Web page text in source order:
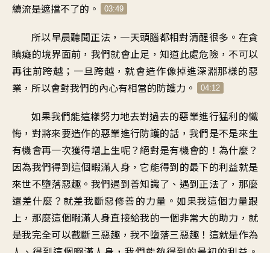
續流是遮擋不了的。
03:49
所以早晨聽聞正法，一天頭腦都相對清醒很多。在貪
瞋癡的境界面前，我們就會止足，知道此處危險，不可以
再往前跨越；一旦跨越，就會造作像掉進深淵那樣的惡
業，所以會對我們的內心有相當的防護力。
04:12
如果我們能這樣努力地去對過去的惡業進行猛利的懺
悔，對將來要造作的惡業進行防護的話，我們是不是來生
有機會再一次獲得增上生呢？絕對是有機會的！為什麼？
因為我們得到這個暇滿人身，它能得到的最下的利益就是
來世不墮落惡趣。我們遇到善知識了、遇到正法了，那麼
還差什麼？就差我斷惡修善的力量。如果我這個力量跟
上，那麼這個暇滿人身直接給我的一個非常大的助力，就
是我完全可以截斷三惡趣，我不墮落三惡趣！這就是作為